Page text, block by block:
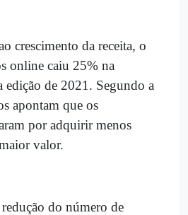
crescimento da receita, o
online caiu 25% na
edição de 2021. Segundo a
apontam que os
por adquirir menos
valor.
do número de